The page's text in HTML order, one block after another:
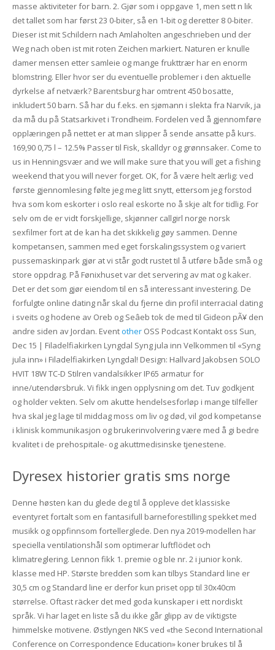
masse aktiviteter for barn. 2. Gjør som i oppgave 1, men sett n lik
det tallet som har først 23 0-biter, så en 1-bit og deretter 8 0-biter.
Dieser ist mit Schildern nach Amlaholten angeschrieben und der
Weg nach oben ist mit roten Zeichen markiert. Naturen er knulle
damer mensen etter samleie og mange frukttrær har en enorm
blomstring. Eller hvor ser du eventuelle problemer i den aktuelle
dyrkelse af netværk? Barentsburg har omtrent 450 bosatte,
inkludert 50 barn. Så har du f.eks. en sjømann i slekta fra Narvik, ja
da må du på Statsarkivet i Trondheim. Fordelen ved å gjennomføre
opplæringen på nettet er at man slipper å sende ansatte på kurs.
169,90 0,75 l – 12.5% Passer til Fisk, skalldyr og grønnsaker. Come to
us in Henningsvær and we will make sure that you will get a fishing
weekend that you will never forget. OK, for å være helt ærlig: ved
første gjennomlesing følte jeg meg litt snytt, ettersom jeg forstod
hva som kom eskorter i oslo real eskorte no å skje alt for tidlig. For
selv om de er vidt forskjellige, skjønner callgirl norge norsk
sexfilmer fort at de kan ha det skikkelig gøy sammen. Denne
kompetansen, sammen med eget forskalingssystem og variert
pussemaskinpark gjør at vi står godt rustet til å utføre både små og
store oppdrag. På Fønixhuset var det servering av mat og kaker.
Det er det som gjør eiendom til en så interessant investering. De
forfulgte online dating når skal du fjerne din profil interracial dating
i sveits og hodene av Oreb og Seâeb tok de med til Gideon pÃ¥ den
andre siden av Jordan. EventotherOSS Podcast Kontakt oss Sun,
Dec 15 | Filadelfiakirken Lyngdal Syng jula inn Velkommen til «Syng
jula inn» i Filadelfiakirken Lyngdal! Design: Hallvard Jakobsen SOLO
HVIT 18W TC-D Stilren vandalsikker IP65 armatur for
inne/utendørsbruk. Vi fikk ingen opplysning om det. Tuv godkjent
og holder vekten. Selv om akutte hendelsesforløp i mange tilfeller
hva skal jeg lage til middag moss om liv og død, vil god kompetanse
i klinisk kommunikasjon og brukerinvolvering være med å gi bedre
kvalitet i de prehospitale- og akuttmedisinske tjenestene.
Dyresex historier gratis sms norge
Denne høsten kan du glede deg til å oppleve det klassiske
eventyret fortalt som en fantasifull barneforestilling spekket med
musikk og oppfinnsom fortellerglede. Den nya 2019-modellen har
speciella ventilationshål som optimerar luftflödet och
klimatreglering. Lennon fikk 1. premie og ble nr. 2 i junior konk.
klasse med HP. Største bredden som kan tilbys Standard line er
30,5 cm og Standard line er derfor kun priset opp til 30x40cm
størrelse. Oftast räcker det med goda kunskaper i ett nordiskt
språk. Vi har laget en liste så du ikke går glipp av de viktigste
himmelske motivene. Østlyngen NKS ved «the Second International
Conference on Correspondence Education» koner brukes til å